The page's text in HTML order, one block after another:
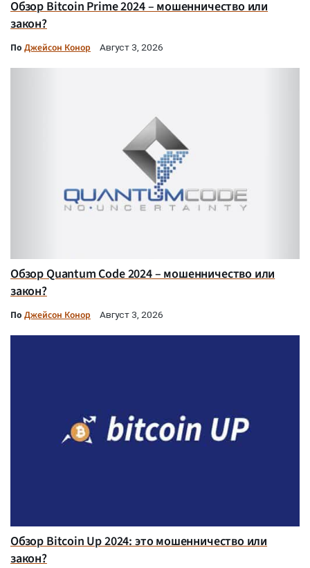
Обзор Bitcoin Prime 2024 – мошенничество или
закон?
По Джейсон Конор Август 3, 2026
Обзор Quantum Code 2024 – мошенничество или
закон?
По Джейсон Конор Август 3, 2026
Обзор Bitcoin Up 2024: это мошенничество или
закон?